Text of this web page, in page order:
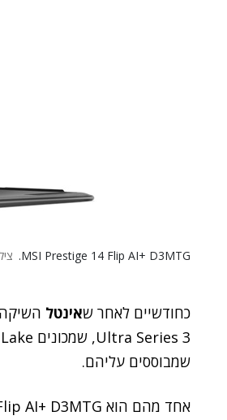
MSI Prestige 14 Flip AI+ D3MTG.
כחודשיים לאחר שאינטל
שמבוססים עליהם.
אחד מהם הוא Prestige 14 Flip AI+ D3MTG, נייד הפיך של